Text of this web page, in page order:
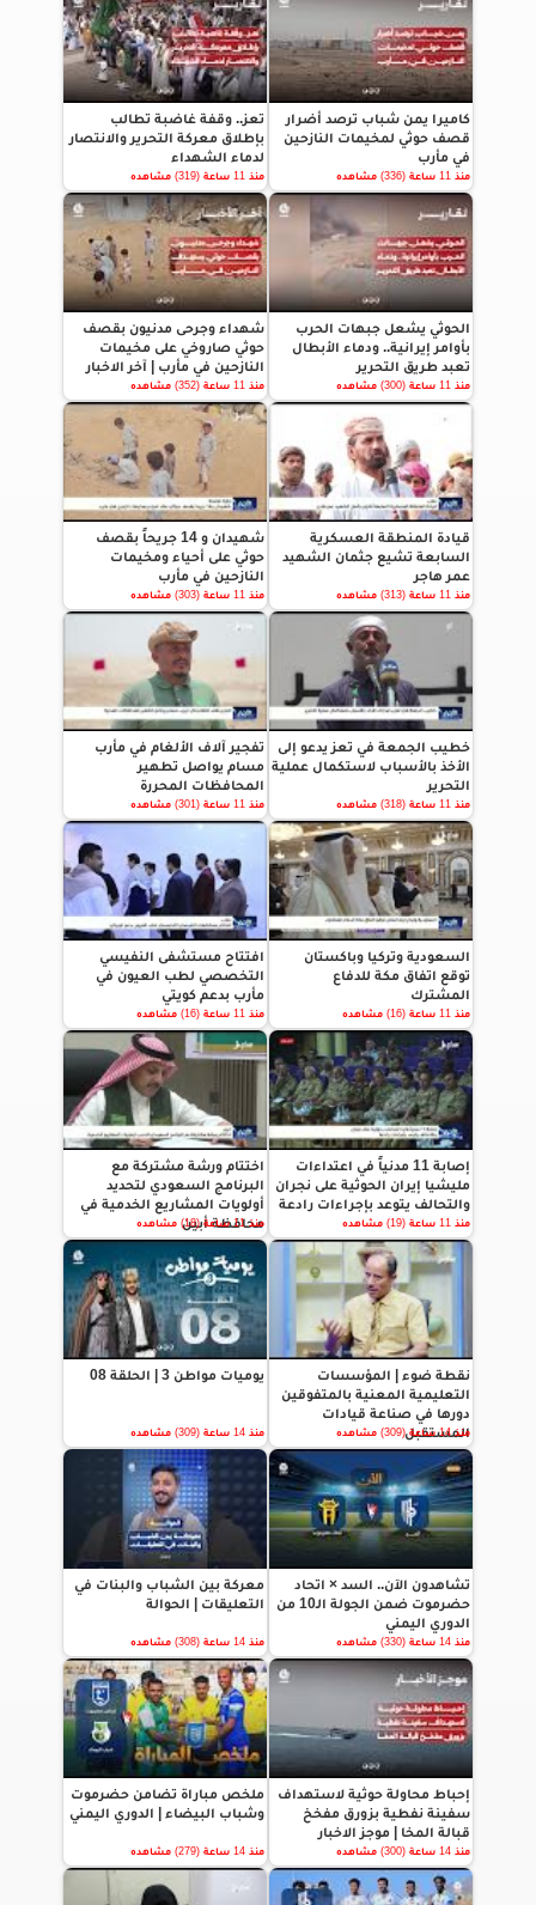
كاميرا يمن شباب ترصد أضرار
قصف حوثي لمخيمات النازحين
في مأرب
منذ 11 ساعة (336) مشاهده
تعز.. وقفة غاضبة تطالب
بإطلاق معركة التحرير والانتصار
لدماء الشهداء
منذ 11 ساعة (319) مشاهده
الحوثي يشعل جبهات الحرب
بأوامر إيرانية.. ودماء الأبطال
تعبد طريق التحرير
منذ 11 ساعة (300) مشاهده
شهداء وجرحى مدنيون بقصف
حوثي صاروخي على مخيمات
النازحين في مأرب | آخر الاخبار
منذ 11 ساعة (352) مشاهده
قيادة المنطقة العسكرية
السابعة تشيع جثمان الشهيد
عمر هاجر
منذ 11 ساعة (313) مشاهده
شهيدان و 14 جريحاً بقصف
حوثي على أحياء ومخيمات
النازحين في مأرب
منذ 11 ساعة (303) مشاهده
خطيب الجمعة في تعز يدعو إلى
الأخذ بالأسباب لاستكمال عملية
التحرير
منذ 11 ساعة (318) مشاهده
تفجير آلاف الألغام في مأرب
مسام يواصل تطهير
المحافظات المحررة
منذ 11 ساعة (301) مشاهده
السعودية وتركيا وباكستان
توقع اتفاق مكة للدفاع
المشترك
منذ 11 ساعة (16) مشاهده
افتتاح مستشفى النفيسي
التخصصي لطب العيون في
مأرب بدعم كويتي
منذ 11 ساعة (16) مشاهده
إصابة 11 مدنياً في اعتداءات
مليشيا إيران الحوثية على نجران
والتحالف يتوعد بإجراءات رادعة
منذ 11 ساعة (19) مشاهده
اختتام ورشة مشتركة مع
البرنامج السعودي لتحديد
أولويات المشاريع الخدمية في
محافظة أبين
منذ 11 ساعة (18) مشاهده
نقطة ضوء | المؤسسات
التعليمية المعنية بالمتفوقين
دورها في صناعة قيادات
المستقبل
منذ 14 ساعة (309) مشاهده
يوميات مواطن 3 | الحلقة 08
منذ 14 ساعة (309) مشاهده
تشاهدون الآن.. السد × اتحاد
حضرموت ضمن الجولة الـ10 من
الدوري اليمني
منذ 14 ساعة (330) مشاهده
معركة بين الشباب والبنات في
التعليقات | الحوالة
منذ 14 ساعة (308) مشاهده
إحباط محاولة حوثية لاستهداف
سفينة نفطية بزورق مفخخ
قبالة المخا | موجز الاخبار
منذ 14 ساعة (300) مشاهده
ملخص مباراة تضامن حضرموت
وشباب البيضاء | الدوري اليمني
منذ 14 ساعة (279) مشاهده